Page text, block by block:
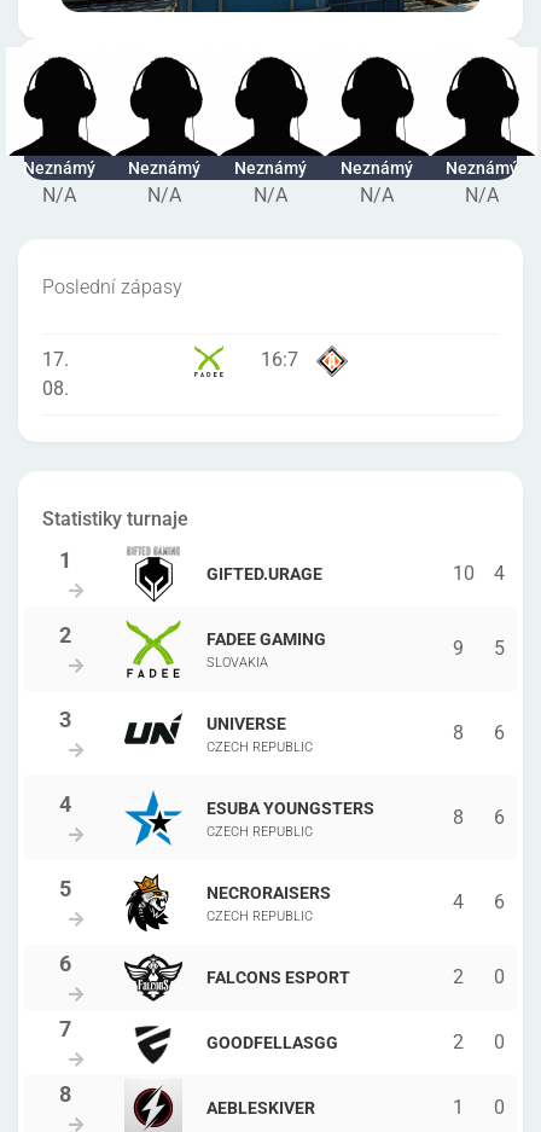
Neznámý
N/A
Neznámý
N/A
Neznámý
N/A
Neznámý
N/A
Neznámý
N/A
Poslední zápasy
17.
08.
16:7
Statistiky turnaje
GIFTED.URAGE 10 4
FADEE GAMING
SLOVAKIA
9 5
UNIVERSE
CZECH REPUBLIC
8 6
ESUBA YOUNGSTERS
CZECH REPUBLIC
8 6
NECRORAISERS
CZECH REPUBLIC
4 6
FALCONS ESPORT 2 0
GOODFELLASGG 2 0
AEBLESKIVER 1 0